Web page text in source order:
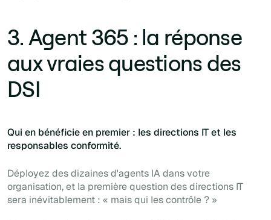
3. Agent 365 : la réponse
aux vraies questions des
DSI
Qui en bénéficie en premier : les directions IT et les
responsables conformité.
Déployez des dizaines d'agents IA dans votre
organisation, et la première question des directions IT
sera inévitablement : « mais qui les contrôle ? »